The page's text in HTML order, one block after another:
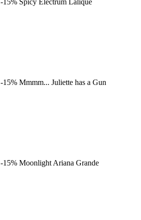
-15% Spicy Electrum Lalique
-15% Mmmm... Juliette has a Gun
-15% Moonlight Ariana Grande